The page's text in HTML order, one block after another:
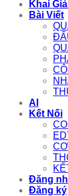
Khai
Bài Viết
AI
Kết Nối
Đăng
Đăng ký